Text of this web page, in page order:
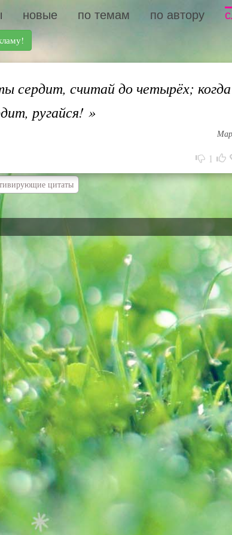
новые по темам по автору
сердит, считай до четырёх; когда
ругайся! »
1
цитаты